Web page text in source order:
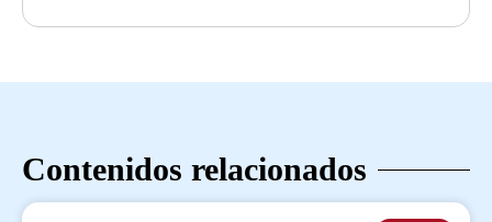
Contenidos relacionados